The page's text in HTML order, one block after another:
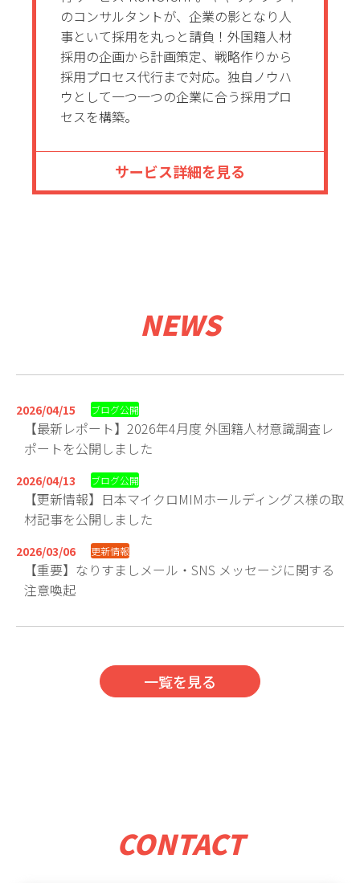
のコンサルタントが、企業の影となり人
事といて採用を丸っと請負！外国籍人材
採用の企画から計画策定、戦略作りから
採用プロセス代行まで対応。独自ノウハ
ウとして一つ一つの企業に合う採用プロ
セスを構築。
サービス詳細を見る
NEWS
2026/04/15 ブログ公開
【最新レポート】2026年4月度 外国籍人材意識調査レ
ポートを公開しました
2026/04/13 ブログ公開
【更新情報】日本マイクロMIMホールディングス様の取
材記事を公開しました
2026/03/06 更新情報
【重要】なりすましメール・SNS メッセージに関する
注意喚起
一覧を見る
CONTACT